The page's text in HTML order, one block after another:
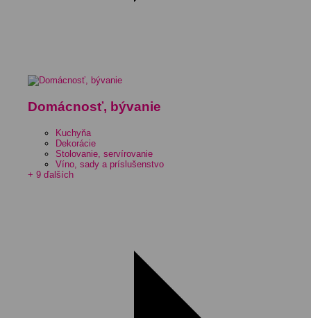
Domácnosť, bývanie
Kuchyňa
Dekorácie
Stolovanie, servírovanie
Víno, sady a príslušenstvo
+ 9 ďalších